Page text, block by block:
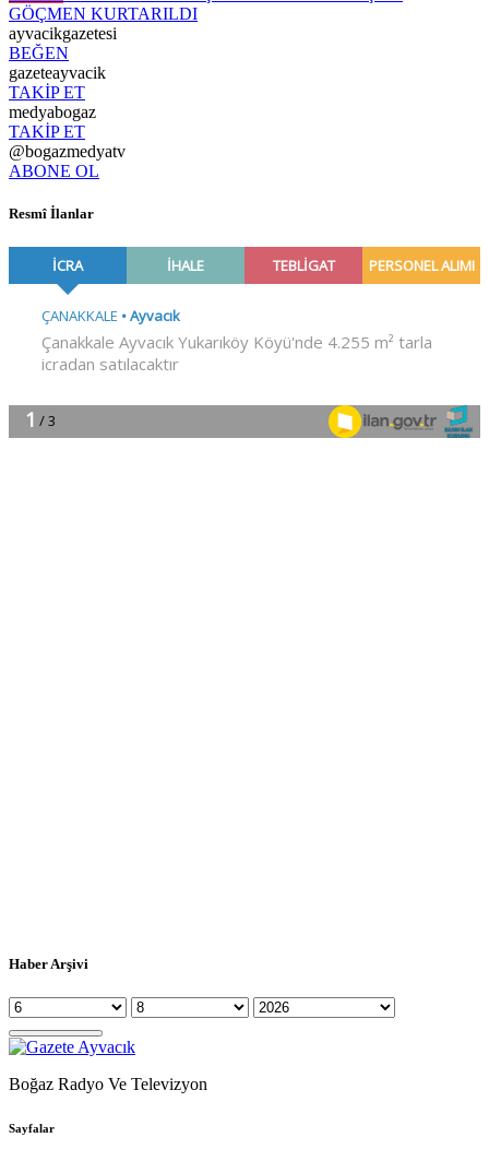
GÖÇMEN KURTARILDI
ayvacikgazetesi
BEĞEN
gazeteayvacik
TAKİP ET
medyabogaz
TAKİP ET
@bogazmedyatv
ABONE OL
Resmî İlanlar
Haber Arşivi
Boğaz Radyo Ve Televizyon
Sayfalar